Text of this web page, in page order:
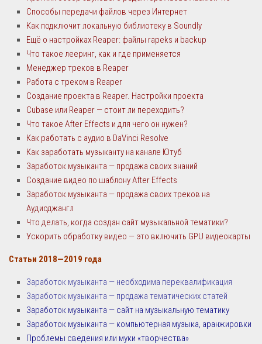
Способы передачи файлов через Интернет
Как подключит локальную библиотеку в Soundly
Ещё о настройках Reaper: файлы rapeks и backup
Что такое лееринг, как и где применяется
Менеджер треков в Reaper
Работа с треком в Reaper
Создание проекта в Reaper. Настройки проекта
Cubase или Reaper — стоит ли переходить?
Что такое After Effects и для чего он нужен?
Как работать с аудио в DaVinci Resolve
Как заработать музыканту на канале Ютуб
Заработок музыканта — продажа своих знаний
Создание видео по шаблону After Effects
Заработок музыканта — продажа своих треков на
Аудиоджангл
Что делать, когда создан сайт музыкальной тематики?
Ускорить обработку видео — это включить GPU видеокарты
Статьи 2018—2019 года
Заработок музыканта — необходима переквалификация
Заработок музыканта — продажа тематических статей
Заработок музыканта — сайт на музыкальную тематику
Заработок музыканта — компьютерная музыка, аранжировки
Проблемы сведения или муки «творчества»